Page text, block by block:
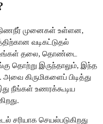
முனைகள் உள்ளன,
வடிகட்டுதல்
உங்கள் தலை, தொண்டை
தொற்று இருந்தாலும், இந்த
கிருமிகளைப் பிடித்து
நீங்கள் உணரக்கூடிய
செயல்படுகிறது